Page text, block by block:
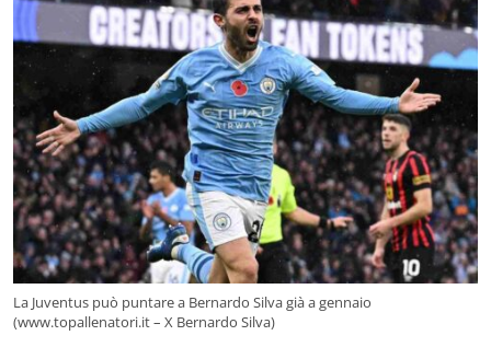
La Juventus può puntare a Bernardo Silva già a gennaio
(www.topallenatori.it – X Bernardo Silva)